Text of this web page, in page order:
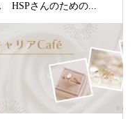
HSPさんのための...